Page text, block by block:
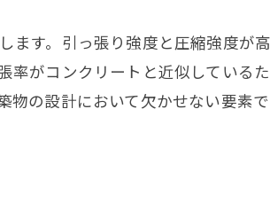
ます。引っ張り強度と圧縮強度が
がコンクリートと近似している
の設計において欠かせない要素